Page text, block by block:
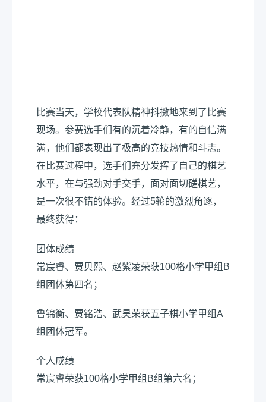
比赛当天，学校代表队精神抖擞地来到了比赛
现场。参赛选手们有的沉着冷静，有的自信满
满，他们都表现出了极高的竞技热情和斗志。
在比赛过程中，选手们充分发挥了自己的棋艺
水平，在与强劲对手交手，面对面切磋棋艺，
是一次很不错的体验。经过5轮的激烈角逐，
最终获得：
团体成绩
常宸睿、贾贝熙、赵紫凌荣获100格小学甲组B
组团体第四名；
鲁锦衡、贾铭浩、武昊荣获五子棋小学甲组A
组团体冠军。
个人成绩
常宸睿荣获100格小学甲组B组第六名；